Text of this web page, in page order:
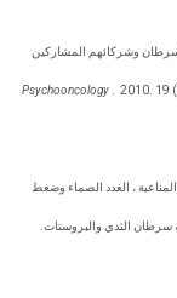
وشركائهم المشاركين
Psychooncology 2010. 19
المناعية ، الغدد الصماء وضغط